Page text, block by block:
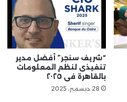
“شريف سنجر” أفضل مدير
تنفيذى لنظم المعلومات
بالقاهرة فى ٢٠٢٥
28 ديسمبر، 2025